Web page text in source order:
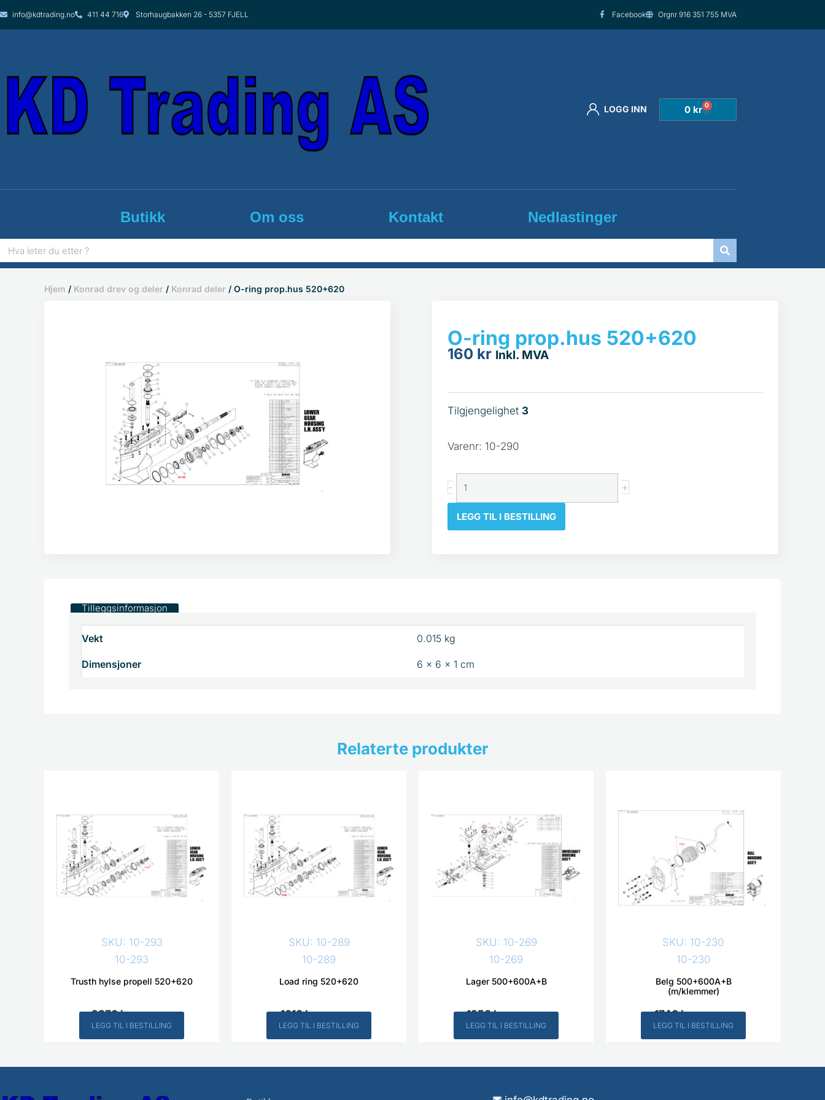
info@kdtrading.no 411 44 716 Storhaugbakken 26 - 5357 FJELL Facebook Orgnr 916 351 755 MVA
LOGG INN 0 kr 0
Handlekurv
Butikk Om oss Kontakt Nedlastinger
Søk
Hjem / Konrad drev og deler / Konrad deler / O-ring prop.hus 520+620
O-ring prop.hus 520+620
160 kr Inkl. MVA
Tilgjengelighet 3
Varenr: 10-290
-
O-
prop.hus
antall
+
LEGG TIL I BESTILLING
Tilleggsinformasjon
Vekt 0.015 kg
Dimensjoner 6 × 6 × 1 cm
Relaterte produkter
SKU: 10-293
10-293
Trusth hylse propell 520+620
2370kr Inkl. MVA
LEGG TIL I BESTILLING
SKU: 10-289
10-289
Load ring 520+620
1010kr Inkl. MVA
LEGG TIL I BESTILLING
SKU: 10-269
10-269
Lager 500+600A+B
1250kr Inkl. MVA
LEGG TIL I BESTILLING
SKU: 10-230
10-230
Belg 500+600A+B
(m/klemmer)
1740kr Inkl. MVA
LEGG TIL I BESTILLING